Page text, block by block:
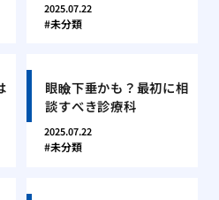
2025.07.22
未分類
眼瞼下垂かも？最初に相
談すべき診療科
2025.07.22
未分類